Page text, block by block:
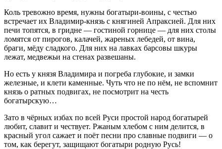
Коль тревожно время, нужны богатыри-воины, с честью
встречает их Владимир-князь с княгиней Апраксией. Для них
печи топятся, в гридне — гостиной горнице — для них столы
ломятся от пирогов, калачей, жареных лебедей, от вина,
браги, мёду сладкого. Для них на лавках барсовы шкуры
лежат, медвежьи на стенах развешаны.
Но есть у князя Владимира и погреба глубокие, и замки
железные, и клети каменные. Чуть что не по нём, не вспомнит
князь о ратных подвигах, не посмотрит на честь
богатырскую…
Зато в чёрных избах по всей Руси простой народ богатырей
любит, славит и чествует. Ржаным хлебом с ним делится, в
красный угол сажает и поёт песни про славные подвиги — о
том, как берегут, защищают богатыри родную Русь!